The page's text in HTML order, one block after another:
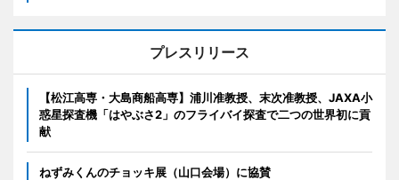
プレスリリース
【松江高専・大島商船高専】浦川准教授、末次准教授、JAXA小
惑星探査機「はやぶさ2」のフライバイ探査で二つの世界初に貢
献
ねずみくんのチョッキ展（山口会場）に協賛